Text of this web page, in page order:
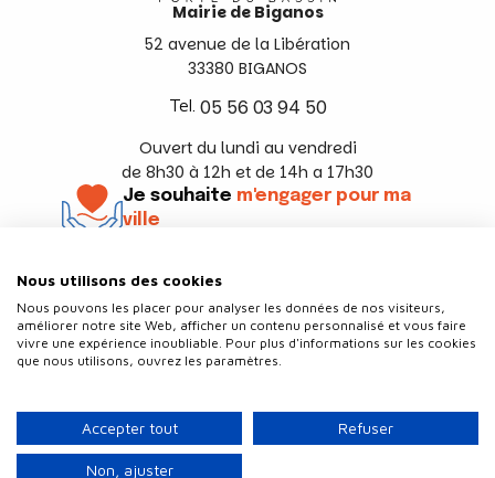
Mairie de Biganos
52 avenue de la Libération
33380 BIGANOS
Tel. 05 56 03 94 50
Ouvert du lundi au vendredi
de 8h30 à 12h et de 14h a 17h30
Je souhaite m'engager pour ma
ville
Politique de confidentialité
Plan du site
Nous utilisons des cookies
Nous pouvons les placer pour analyser les données de nos visiteurs,
améliorer notre site Web, afficher un contenu personnalisé et vous faire
vivre une expérience inoubliable. Pour plus d'informations sur les cookies
que nous utilisons, ouvrez les paramètres.
Accepter tout Refuser
Non, ajuster